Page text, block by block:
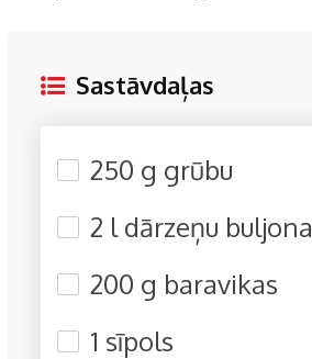
Sastāvdaļas
250 g grūbu
2 l dārzeņu buljona
200 g baravikas
1 sīpols